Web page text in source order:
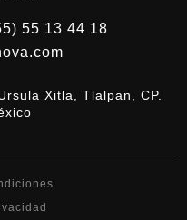
55 13 44 18
Xitla, Tlalpan, CP.